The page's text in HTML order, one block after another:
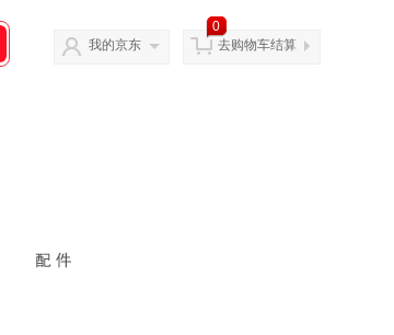
我的京东
0
去购物车结算